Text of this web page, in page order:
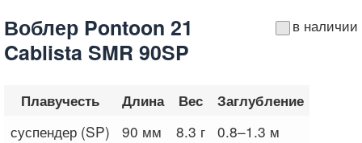
в наличии
Воблер Pontoon 21
Cablista SMR 90SP
Плавучесть Длина Вес Заглубление
суспендер (SP) 90 мм 8.3 г 0.8–1.3 м